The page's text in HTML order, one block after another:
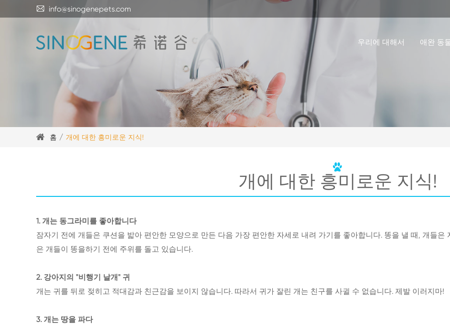
 info@sinogenepets.com
우리에 대해서 애완 동
홈 개에 대한 흥미로운 지식!
개에 대한 흥미로운 지식!
1. 개는 동그라미를 좋아합니다
잠자기 전에 개들은 쿠션을 밟아 편안한 모양으로 만든 다음 가장 편안한 자세로 내려 가기를 좋아합니다. 똥을 낼 때, 개들
은 개들이 똥을하기 전에 주위를 돌고 있습니다.
2. 강아지의 "비행기 날개" 귀
개는 귀를 뒤로 젖히고 적대감과 친근감을 보이지 않습니다. 따라서 귀가 잘린 개는 친구를 사귈 수 없습니다. 제발 이러지마!
3. 개는 땅을 파다